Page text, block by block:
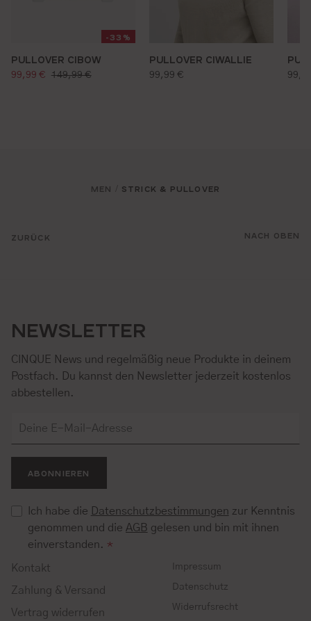
-33%
PULLOVER CIBOW
verkaufspreis:
99,99 € regulärer preis:
149,99 €
PULLOVER CIWALLIE
regulärer preis:
99,99 €
ZURÜCK
MEN STRICK & PULLOVER
NACH OBEN
NEWSLETTER
CINQUE News und regelmäßig neue Produkte in deinem
Postfach. Du kannst den Newsletter jederzeit kostenlos
abbestellen.
ABONNIEREN
Ich habe die Datenschutzbestimmungen zur Kenntnis
genommen und die AGB gelesen und bin mit ihnen
einverstanden. *
Kontakt
Zahlung & Versand
Vertrag widerrufen
Impressum
Datenschutz
Widerrufsrecht